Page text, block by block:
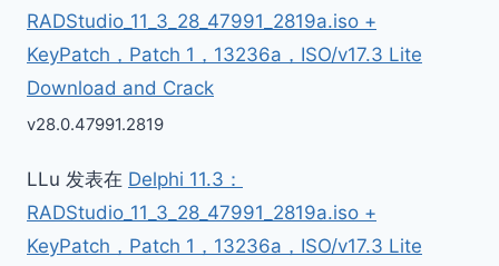
RADStudio_11_3_28_47991_2819a.iso +
KeyPatch，Patch 1，13236a，ISO/v17.3 Lite
Download and Crack
v28.0.47991.2819
LLu 发表在 Delphi 11.3：
RADStudio_11_3_28_47991_2819a.iso +
KeyPatch，Patch 1，13236a，ISO/v17.3 Lite